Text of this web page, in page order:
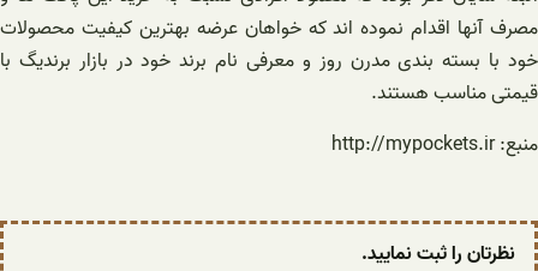
مصرف آنها اقدام نموده اند که خواهان عرضه بهترین کیفیت محصولات
خود با بسته بندی مدرن روز و معرفی نام برند خود در بازار برندیگ با
قیمتی مناسب هستند.
منبع: http://mypockets.ir
نظرتان را ثبت نمایید.